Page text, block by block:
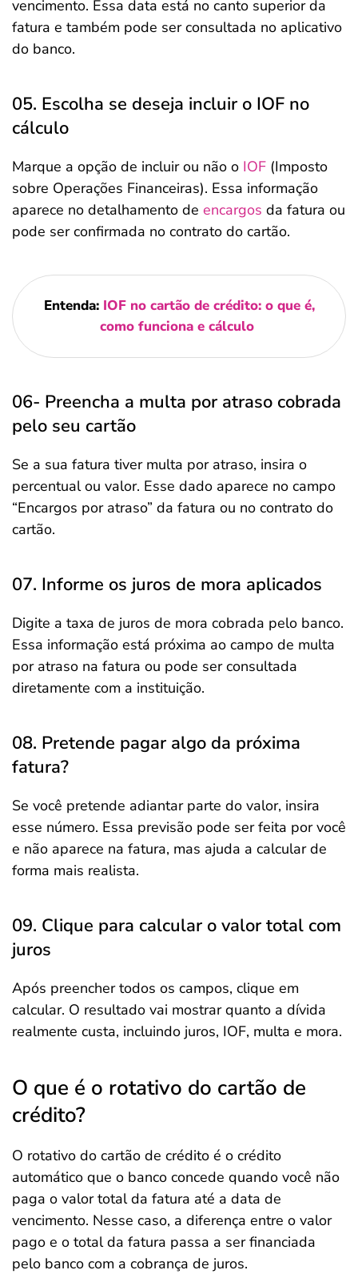
vencimento. Essa data está no canto superior da
fatura e também pode ser consultada no aplicativo
do banco.
05. Escolha se deseja incluir o IOF no
cálculo
Marque a opção de incluir ou não o IOF (Imposto
sobre Operações Financeiras). Essa informação
aparece no detalhamento de encargos da fatura ou
pode ser confirmada no contrato do cartão.
Entenda: IOF no cartão de crédito: o que é,
como funciona e cálculo
06- Preencha a multa por atraso cobrada
pelo seu cartão
Se a sua fatura tiver multa por atraso, insira o
percentual ou valor. Esse dado aparece no campo
“Encargos por atraso” da fatura ou no contrato do
cartão.
07. Informe os juros de mora aplicados
Digite a taxa de juros de mora cobrada pelo banco.
Essa informação está próxima ao campo de multa
por atraso na fatura ou pode ser consultada
diretamente com a instituição.
08. Pretende pagar algo da próxima
fatura?
Se você pretende adiantar parte do valor, insira
esse número. Essa previsão pode ser feita por você
e não aparece na fatura, mas ajuda a calcular de
forma mais realista.
09. Clique para calcular o valor total com
juros
Após preencher todos os campos, clique em
calcular. O resultado vai mostrar quanto a dívida
realmente custa, incluindo juros, IOF, multa e mora.
O que é o rotativo do cartão de
crédito?
O rotativo do cartão de crédito é o crédito
automático que o banco concede quando você não
paga o valor total da fatura até a data de
vencimento. Nesse caso, a diferença entre o valor
pago e o total da fatura passa a ser financiada
pelo banco com a cobrança de juros.